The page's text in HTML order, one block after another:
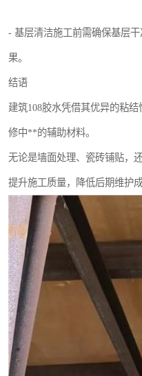
- 基层清洁施工前需确保基层
果。
结语
建筑108胶水凭借其优异的粘
修中**的辅助材料。
无论是墙面处理、瓷砖铺贴，
提升施工质量，降低后期维护成